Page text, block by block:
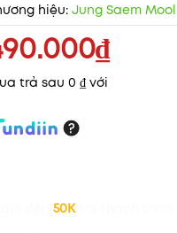
hiệu: Jung Saem
trả sau 0 ₫ với
50K